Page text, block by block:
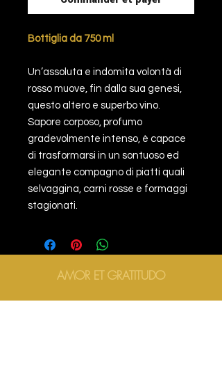
Bottiglia da 750 ml
Un’assoluta e indomita volontà di
rosso muove, fin dalla sua genesi,
questo altero e superbo vino.
Sapore corposo, profumo
gradevolmente intenso, è capace
di trasformarsi in un sontuoso ed
elegante compagno di piatti quali
selvaggina, carni rosse e formaggi
stagionati.
AMOR ET GRATITUDO